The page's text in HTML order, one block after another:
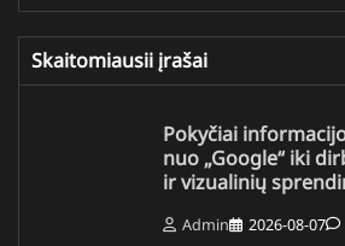
Skaitomiausii įrašai
Pokyčiai
nuo „Google“ iki
ir vizualinių
Admin 2026-08-07